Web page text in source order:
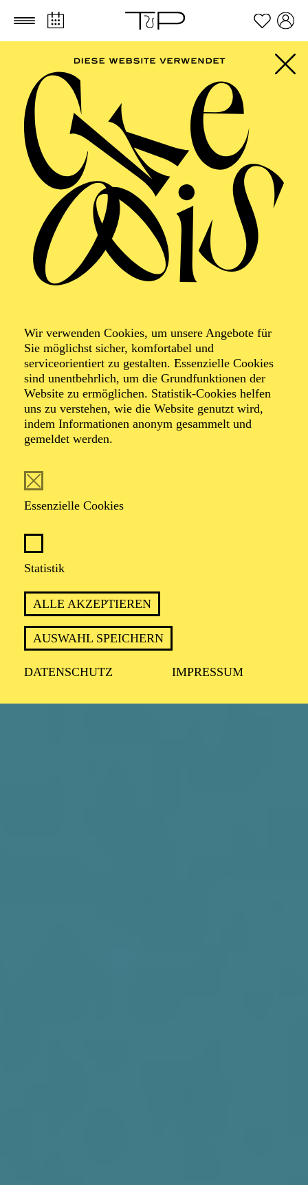
Zum Hauptinhalt springen Zum Footer springen
ALLE SPARTEN
Wir verwenden Cookies, um unsere Angebote für
Sie möglichst sicher, komfortabel und
serviceorientiert zu gestalten. Essenzielle Cookies
sind unentbehrlich, um die Grundfunktionen der
Website zu ermöglichen. Statistik-Cookies helfen
uns zu verstehen, wie die Website genutzt wird,
indem Informationen anonym gesammelt und
gemeldet werden.
Essenzielle Cookies
Statistik
ALLE AKZEPTIEREN
AUSWAHL SPEICHERN
DATENSCHUTZ IMPRESSUM
AALTO MUSIKTHEATER